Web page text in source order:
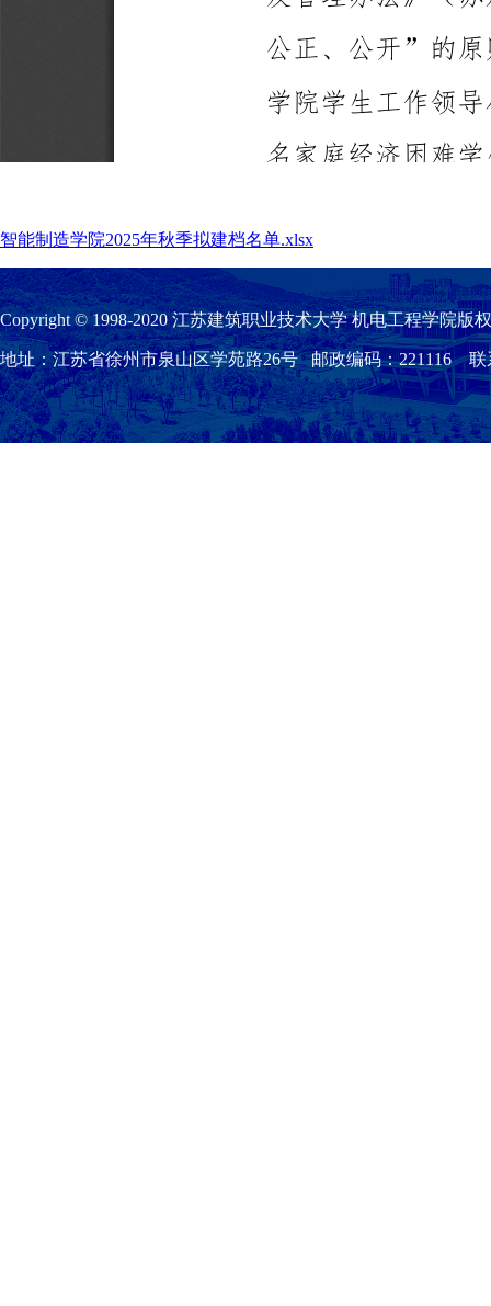
智能制造学院2025年秋季拟建档名单.xlsx
Copyright © 1998-2020 江苏建筑职业技术大学 机电工程学院版
地址：江苏省徐州市泉山区学苑路26号 邮政编码：221116 联